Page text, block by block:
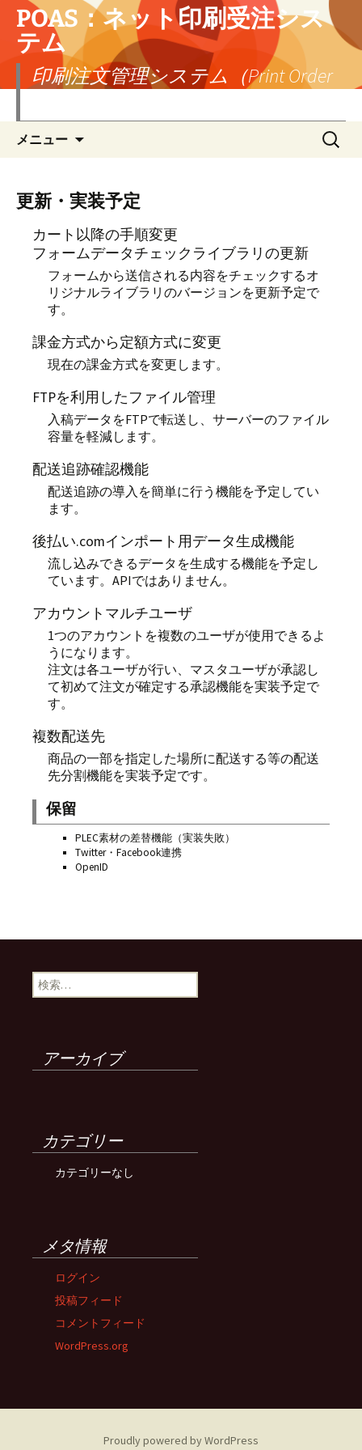
POAS：ネット印刷受注シス
テム
印刷注文管理システム（Print Order
メニュー
テ
ツ
へ
ス
キ
ッ
プ
検
索:
更新・実装予定
カート以降の手順変更
フォームデータチェックライブラリの更新
フォームから送信される内容をチェックするオ
リジナルライブラリのバージョンを更新予定で
す。
課金方式から定額方式に変更
現在の課金方式を変更します。
FTPを利用したファイル管理
入稿データをFTPで転送し、サーバーのファイル
容量を軽減します。
配送追跡確認機能
配送追跡の導入を簡単に行う機能を予定してい
ます。
後払い.comインポート用データ生成機能
流し込みできるデータを生成する機能を予定し
ています。APIではありません。
アカウントマルチユーザ
1つのアカウントを複数のユーザが使用できるよ
うになります。
注文は各ユーザが行い、マスタユーザが承認し
て初めて注文が確定する承認機能を実装予定で
す。
複数配送先
商品の一部を指定した場所に配送する等の配送
先分割機能を実装予定です。
保留
PLEC素材の差替機能（実装失敗）
Twitter・Facebook連携
OpenID
検
索:
アーカイブ
カテゴリー
カテゴリーなし
メタ情報
ログイン
投稿フィード
コメントフィード
WordPress.org
Proudly powered by WordPress